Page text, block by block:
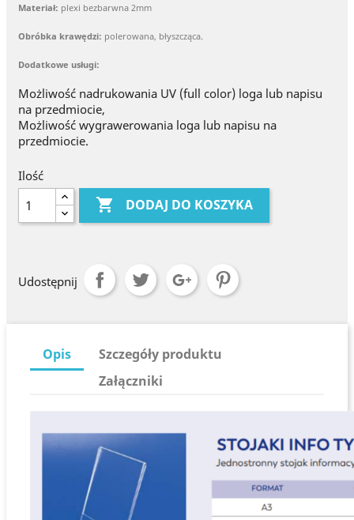
Materiał: plexi bezbarwna 2mm
Obróbka krawędzi: polerowana, błyszcząca.
Dodatkowe usługi:
Możliwość nadrukowania UV (full color) loga lub napisu
na przedmiocie,
Możliwość wygrawerowania loga lub napisu na
przedmiocie.
Ilość
 DODAJ DO KOSZYKA
Udostępnij
Opis
Szczegóły produktu
Załączniki